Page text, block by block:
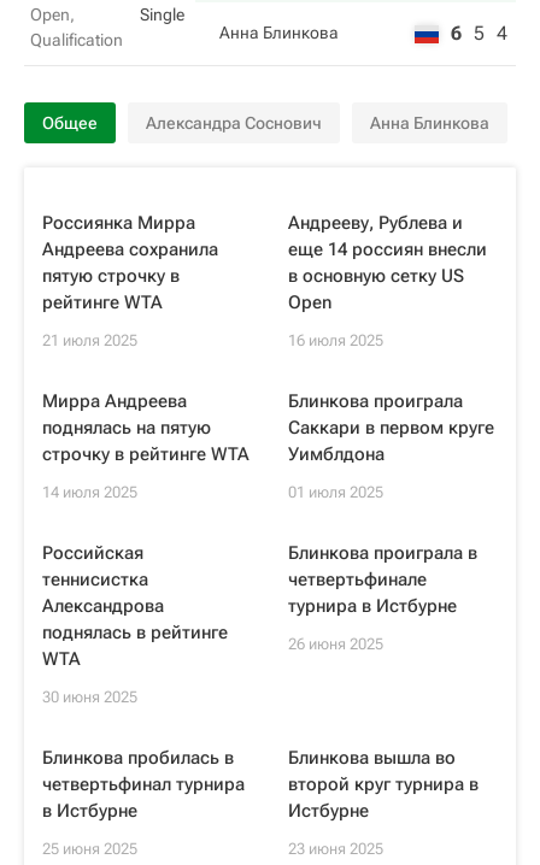
Open,
Qualification
Single
Анна Блинкова 6 5 4
Общее Александра Соснович Анна Блинкова
Россиянка Мирра
Андреева сохранила
пятую строчку в
рейтинге WTA
21 июля 2025
Андрееву, Рублева и
еще 14 россиян внесли
в основную сетку US
Open
16 июля 2025
Мирра Андреева
поднялась на пятую
строчку в рейтинге WTA
14 июля 2025
Блинкова проиграла
Саккари в первом круге
Уимблдона
01 июля 2025
Российская
теннисистка
Александрова
поднялась в рейтинге
WTA
30 июня 2025
Блинкова проиграла в
четвертьфинале
турнира в Истбурне
26 июня 2025
Блинкова пробилась в
четвертьфинал турнира
в Истбурне
25 июня 2025
Блинкова вышла во
второй круг турнира в
Истбурне
23 июня 2025